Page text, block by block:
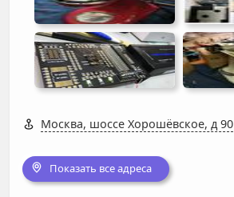
Москва, шоссе Хорошёвское, д 90
Показать все адреса